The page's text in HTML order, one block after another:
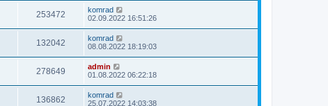
253472
komrad
02.09.2022 16:51:26
132042
komrad
08.08.2022 18:19:03
278649
admin
01.08.2022 06:22:18
136862
komrad
25.07.2022 14:03:38